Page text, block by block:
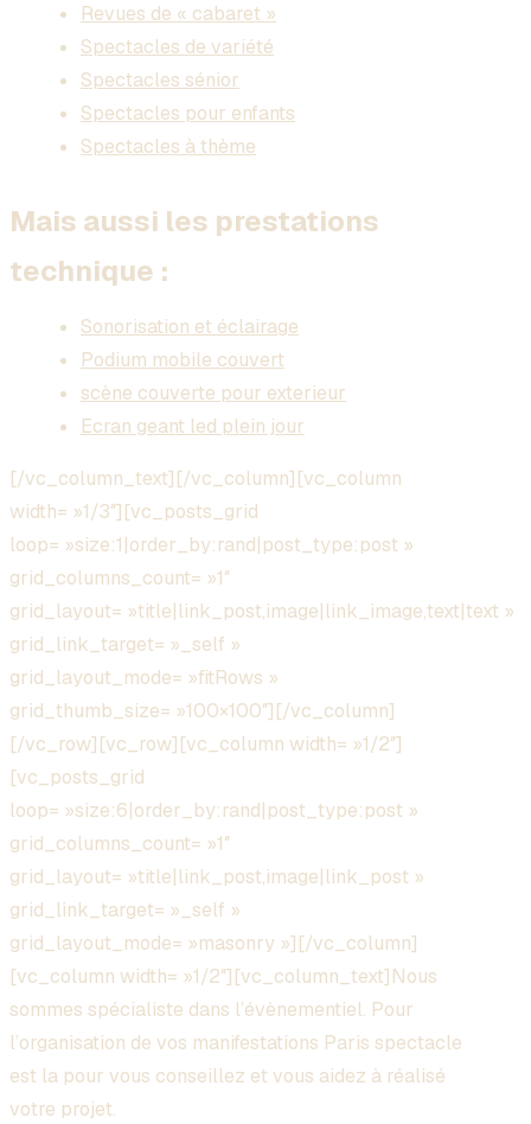
Revues de « cabaret »
Spectacles de variété
Spectacles sénior
Spectacles pour enfants
Spectacles à thème
Mais aussi les prestations
technique :
Sonorisation et éclairage
Podium mobile couvert
scène couverte pour exterieur
Ecran geant led plein jour
[/vc_column_text][/vc_column][vc_column
width= »1/3″][vc_posts_grid
loop= »size:1|order_by:rand|post_type:post »
grid_columns_count= »1″
grid_layout= »title|link_post,image|link_image,text|text »
grid_link_target= »_self »
grid_layout_mode= »fitRows »
grid_thumb_size= »100×100″][/vc_column]
[/vc_row][vc_row][vc_column width= »1/2″]
[vc_posts_grid
loop= »size:6|order_by:rand|post_type:post »
grid_columns_count= »1″
grid_layout= »title|link_post,image|link_post »
grid_link_target= »_self »
grid_layout_mode= »masonry »][/vc_column]
[vc_column width= »1/2″][vc_column_text]Nous
sommes spécialiste dans l’évènementiel. Pour
l’organisation de vos manifestations Paris spectacle
est la pour vous conseillez et vous aidez à réalisé
votre projet.